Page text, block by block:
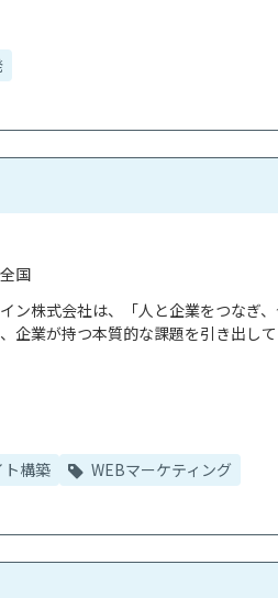
ン株式会社は、「人と企業をつなぎ
企業が持つ本質的な課題を引き出し
全国
ト構築 WEBマーケティング